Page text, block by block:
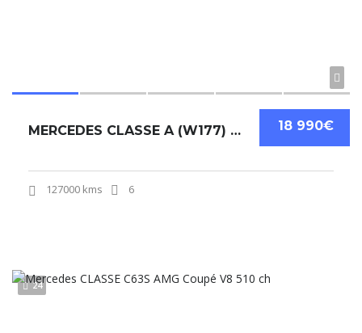
18 990€
MERCEDES CLASSE A (W177) A180 D – 116CV BVA7 PROGRESSIVE LINE
127000 kms 6
24